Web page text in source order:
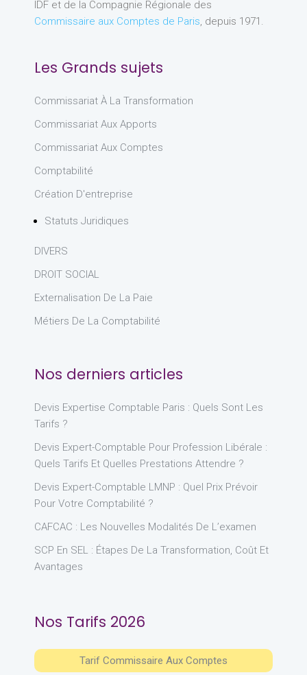
IDF et de la Compagnie Régionale des
Commissaire aux Comptes de Paris , depuis 1971.
Les Grands sujets
Commissariat À La Transformation
Commissariat Aux Apports
Commissariat Aux Comptes
Comptabilité
Création D'entreprise
Statuts Juridiques
DIVERS
DROIT SOCIAL
Externalisation De La Paie
Métiers De La Comptabilité
Nos derniers articles
Devis Expertise Comptable Paris : Quels Sont Les
Tarifs ?
Devis Expert-Comptable Pour Profession Libérale :
Quels Tarifs Et Quelles Prestations Attendre ?
Devis Expert-Comptable LMNP : Quel Prix Prévoir
Pour Votre Comptabilité ?
CAFCAC : Les Nouvelles Modalités De L’examen
SCP En SEL : Étapes De La Transformation, Coût Et
Avantages
Nos Tarifs 2026
Tarif Commissaire Aux Comptes